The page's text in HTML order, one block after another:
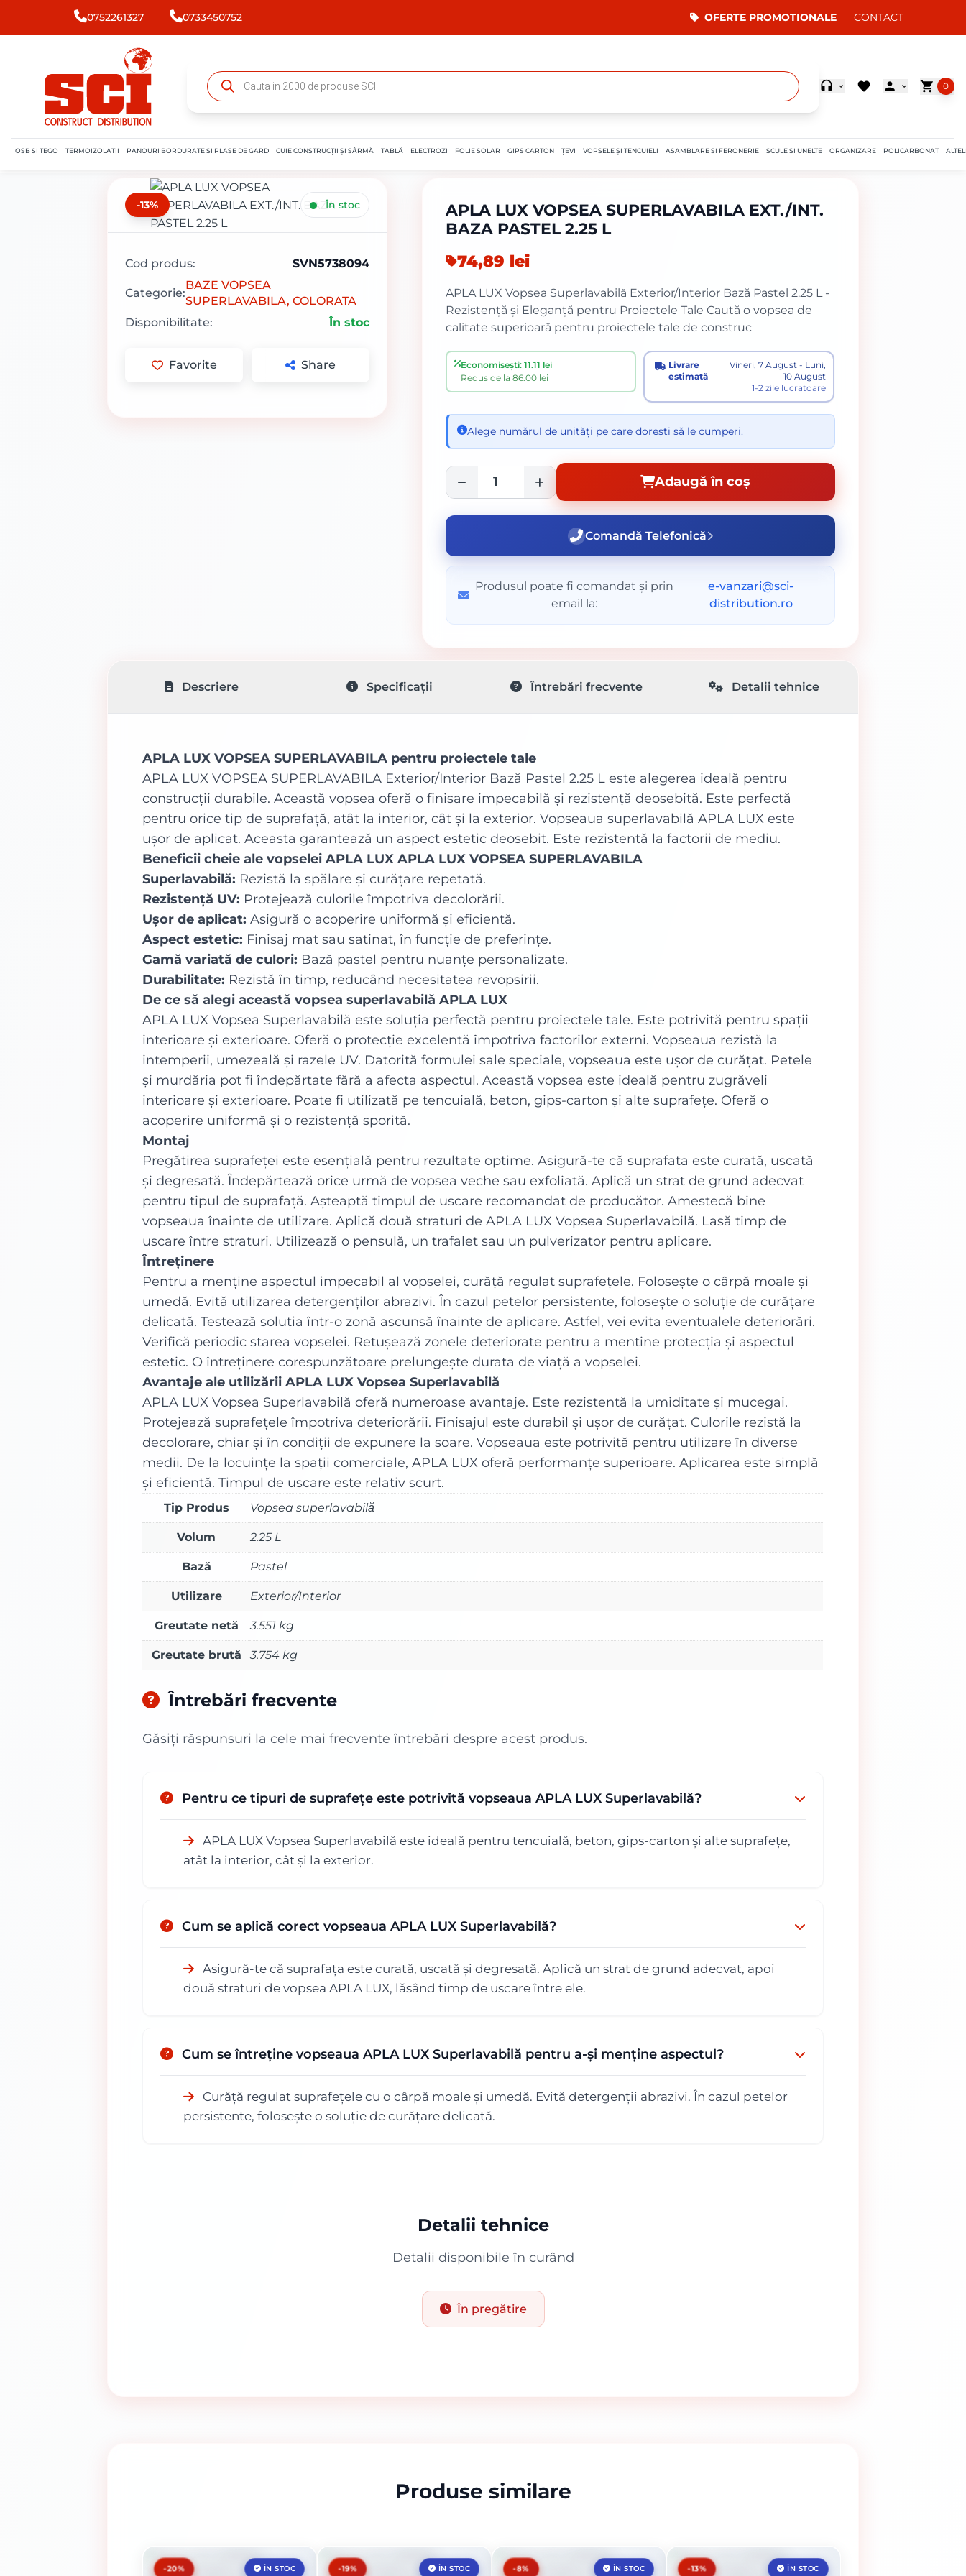
0752261327 0733450752 OFERTE PROMOTIONALE CONTACT
0
OSB SI TEGO TERMOIZOLATII PANOURI BORDURATE SI PLASE DE GARD CUIE CONSTRUCȚII ȘI SÂRMĂ TABLĂ ELECTROZI FOLIE SOLAR GIPS CARTON ȚEVI VOPSELE ȘI TENCUIELI ASAMBLARE SI FERONERIE SCULE SI UNELTE ORGANIZARE POLICARBONAT
-13% În stoc
Cod produs: SVN5738094
Categorie:
BAZE VOPSEA
SUPERLAVABILA, COLORATA
Disponibilitate:
În stoc
Favorite Share
APLA LUX VOPSEA SUPERLAVABILA EXT./INT.
BAZA PASTEL 2.25 L
74,89 lei
APLA LUX Vopsea Superlavabilă Exterior/Interior Bază Pastel 2.25 L -
Rezistență și Eleganță pentru Proiectele Tale Caută o vopsea de
calitate superioară pentru proiectele tale de construc
Economisești: 11.11 lei
Redus de la 86.00 lei
Livrare
estimată
Vineri, 7 August - Luni,
10 August
1-2 zile lucratoare
Alege numărul de unități pe care dorești să le cumperi.
Adaugă în coș
Comandă Telefonică
Produsul poate fi comandat și prin
email la:
e-vanzari@sci-
distribution.ro
Descriere Specificații Întrebări frecvente Detalii tehnice
APLA LUX VOPSEA SUPERLAVABILA pentru proiectele tale
APLA LUX VOPSEA SUPERLAVABILA Exterior/Interior Bază Pastel 2.25 L este alegerea ideală pentru
construcții durabile. Această vopsea oferă o finisare impecabilă și rezistență deosebită. Este perfectă
pentru orice tip de suprafață, atât la interior, cât și la exterior. Vopseaua superlavabilă APLA LUX este
ușor de aplicat. Aceasta garantează un aspect estetic deosebit. Este rezistentă la factorii de mediu.
Beneficii cheie ale vopselei APLA LUX APLA LUX VOPSEA SUPERLAVABILA
Superlavabilă: Rezistă la spălare și curățare repetată.
Rezistență UV: Protejează culorile împotriva decolorării.
Ușor de aplicat: Asigură o acoperire uniformă și eficientă.
Aspect estetic: Finisaj mat sau satinat, în funcție de preferințe.
Gamă variată de culori: Bază pastel pentru nuanțe personalizate.
Durabilitate: Rezistă în timp, reducând necesitatea revopsirii.
De ce să alegi această vopsea superlavabilă APLA LUX
APLA LUX Vopsea Superlavabilă este soluția perfectă pentru proiectele tale. Este potrivită pentru spații
interioare și exterioare. Oferă o protecție excelentă împotriva factorilor externi. Vopseaua rezistă la
intemperii, umezeală și razele UV. Datorită formulei sale speciale, vopseaua este ușor de curățat. Petele
și murdăria pot fi îndepărtate fără a afecta aspectul. Această vopsea este ideală pentru zugrăveli
interioare și exterioare. Poate fi utilizată pe tencuială, beton, gips-carton și alte suprafețe. Oferă o
acoperire uniformă și o rezistență sporită.
Montaj
Pregătirea suprafeței este esențială pentru rezultate optime. Asigură-te că suprafața este curată, uscată
și degresată. Îndepărtează orice urmă de vopsea veche sau exfoliată. Aplică un strat de grund adecvat
pentru tipul de suprafață. Așteaptă timpul de uscare recomandat de producător. Amestecă bine
vopseaua înainte de utilizare. Aplică două straturi de APLA LUX Vopsea Superlavabilă. Lasă timp de
uscare între straturi. Utilizează o pensulă, un trafalet sau un pulverizator pentru aplicare.
Întreținere
Pentru a menține aspectul impecabil al vopselei, curăță regulat suprafețele. Folosește o cârpă moale și
umedă. Evită utilizarea detergenților abrazivi. În cazul petelor persistente, folosește o soluție de curățare
delicată. Testează soluția într-o zonă ascunsă înainte de aplicare. Astfel, vei evita eventualele deteriorări.
Verifică periodic starea vopselei. Retușează zonele deteriorate pentru a menține protecția și aspectul
estetic. O întreținere corespunzătoare prelungește durata de viață a vopselei.
Avantaje ale utilizării APLA LUX Vopsea Superlavabilă
APLA LUX Vopsea Superlavabilă oferă numeroase avantaje. Este rezistentă la umiditate și mucegai.
Protejează suprafețele împotriva deteriorării. Finisajul este durabil și ușor de curățat. Culorile rezistă la
decolorare, chiar și în condiții de expunere la soare. Vopseaua este potrivită pentru utilizare în diverse
medii. De la locuințe la spații comerciale, APLA LUX oferă performanțe superioare. Aplicarea este simplă
și eficientă. Timpul de uscare este relativ scurt.
Tip Produs Vopsea superlavabilă
Volum 2.25 L
Bază Pastel
Utilizare Exterior/Interior
Greutate netă 3.551 kg
Greutate brută 3.754 kg
Întrebări frecvente
Găsiți răspunsuri la cele mai frecvente întrebări despre acest produs.
Pentru ce tipuri de suprafețe este potrivită vopseaua APLA LUX Superlavabilă?
APLA LUX Vopsea Superlavabilă este ideală pentru tencuială, beton, gips-carton și alte suprafețe,
atât la interior, cât și la exterior.
Cum se aplică corect vopseaua APLA LUX Superlavabilă?
Asigură-te că suprafața este curată, uscată și degresată. Aplică un strat de grund adecvat, apoi
două straturi de vopsea APLA LUX, lăsând timp de uscare între ele.
Cum se întreține vopseaua APLA LUX Superlavabilă pentru a-și menține aspectul?
Curăță regulat suprafețele cu o cârpă moale și umedă. Evită detergenții abrazivi. În cazul petelor
persistente, folosește o soluție de curățare delicată.
Detalii tehnice
Detalii disponibile în curând
În pregătire
Produse similare
ÎN STOC
-20% ÎN STOC
-19% ÎN STOC
-8% ÎN STOC
-13%